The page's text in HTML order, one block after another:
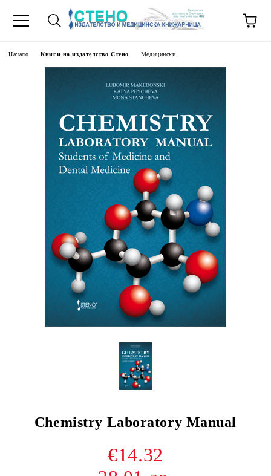
Начало Книги на издателство Стено Медицински
Chemistry Laboratory Manual
€14.32